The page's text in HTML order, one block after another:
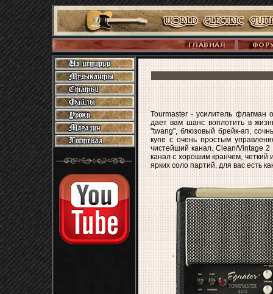
Tourmaster - усилитель флагман
дает вам шанс воплотить в
"twang", блюзовый брейк-ап,
купе с очень простым
чистейший канал. Clean/Vintage
канал с хорошим кранчем,
ярких соло партий, для вас есть